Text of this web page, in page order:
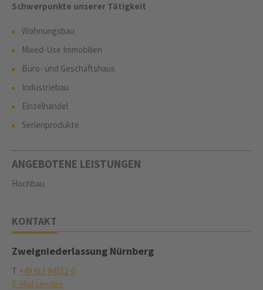
Schwerpunkte unserer Tätigkeit
Wohnungsbau
Mixed-Use Immobilien
Büro- und Geschäftshaus
Industriebau
Einzelhandel
Serienprodukte
ANGEBOTENE LEISTUNGEN
Hochbau
KONTAKT
Zweigniederlassung Nürnberg
T +49 911 94152-0
E-Mail senden